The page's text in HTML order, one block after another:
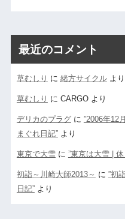
最近のコメント
草むしり に 緒方サイクルより
草むしり に CARGOより
デリカのプラグに ”2006年12
まぐれ日記”より
東京で大雪に ”東京は大雪 |
初詣～川崎大師2013～ に ”初
日記”より